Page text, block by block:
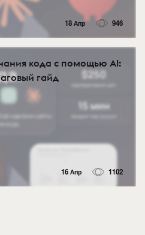
18 Апр 946
кода с помощью AI:
гайд
16 Апр 1102